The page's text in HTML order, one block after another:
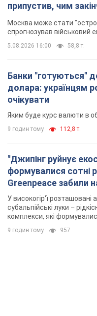
припустив, чим
Москва може стати
спрогнозував військовий
5.08.2026 16:00 58,8 т.
Банки "готуються"
долара: українцям
очікувати
Яким буде курс валюти в
9 годин тому 112,8 т.
"Джипінг руйнує
формувалися сотні
Greenpeace забили
У високогір'ї розташовані
субальпійські луки –
комплекси, які
9 годин тому 957